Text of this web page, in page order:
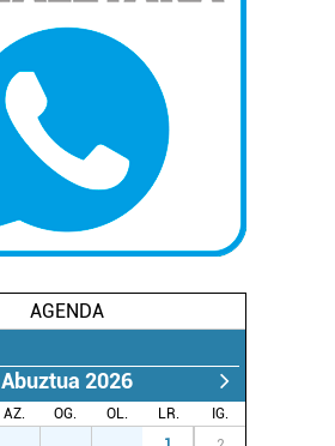
AGENDA
Abuztua 2026
AZ. OG. OL. LR.
IG.